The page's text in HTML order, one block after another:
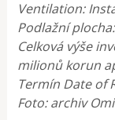
Ventilation:
Podlažní
Celková výše
milionů korun
Termín Date of
Foto: archiv